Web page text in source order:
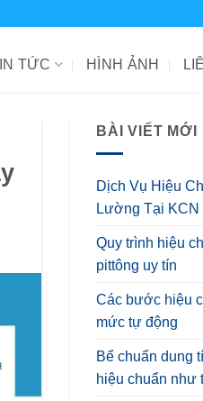
TỨC HÌNH ẢNH
BÀI VIẾT MỚI
Dịch Vụ Hiệu
Lường Tại KCN
Quy trình hiệu
pittông uy tín
Các bước hiệu
mức tự động
Bể chuẩn dung
hiệu chuẩn như